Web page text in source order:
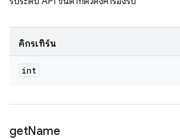
คิกรีเทิร์น
int
getName